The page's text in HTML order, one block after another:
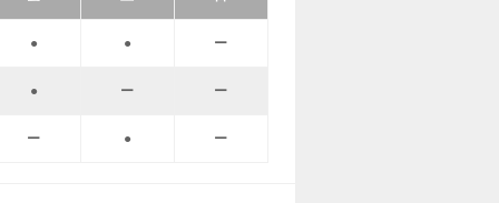
● ● ー
● ー ー
ー ● ー